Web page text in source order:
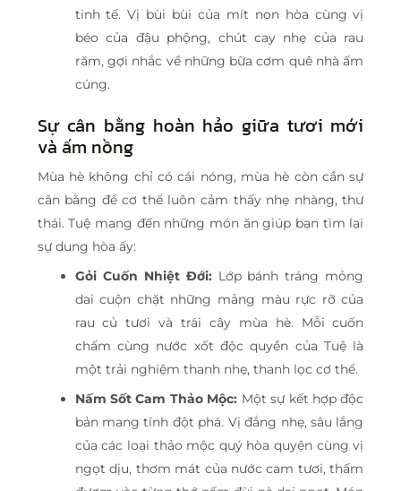
tinh tế. Vị bùi bùi của mít non hòa cùng vị
béo của đậu phộng, chút cay nhẹ của rau
răm, gợi nhắc về những bữa cơm quê nhà ấm
cúng.
Sự cân bằng hoàn hảo giữa tươi mới
và ấm nồng
Mùa hè không chỉ có cái nóng, mùa hè còn cần sự
cân bằng để cơ thể luôn cảm thấy nhẹ nhàng, thư
thái. Tuệ mang đến những món ăn giúp bạn tìm lại
sự dung hòa ấy:
Gỏi Cuốn Nhiệt Đới:Lớp bánh tráng mỏng
dai cuộn chặt những mảng màu rực rỡ của
rau củ tươi và trái cây mùa hè. Mỗi cuốn
chấm cùng nước xốt độc quyền của Tuệ là
một trải nghiệm thanh nhẹ, thanh lọc cơ thể.
Nấm Sốt Cam Thảo Mộc: Một sự kết hợp độc
bản mang tính đột phá. Vị đắng nhẹ, sâu lắng
của các loại thảo mộc quý hòa quyện cùng vị
ngọt dịu, thơm mát của nước cam tươi, thấm